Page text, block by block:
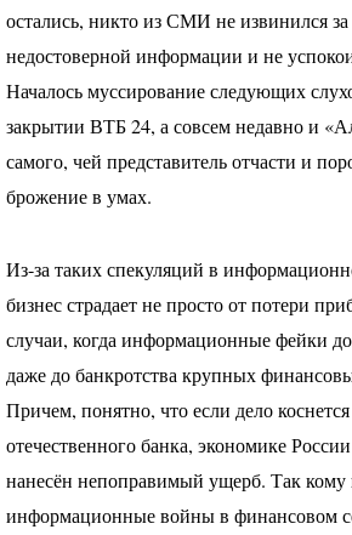
остались, никто изСМИ не извинился
недостоверной информации и не
Началось муссирование следующих
закрытии ВТБ24, а совсем недавно и
самого, чей представитель отчасти и
брожение в умах.
Из-за таких спекуляций в
бизнес страдает не просто от потери
случаи, когда информационные фейки
даже до банкротства крупных
Причем, понятно, что если дело
отечественного банка, экономике
нанесён непоправимый ущерб. Так
информационные войны в финансовом